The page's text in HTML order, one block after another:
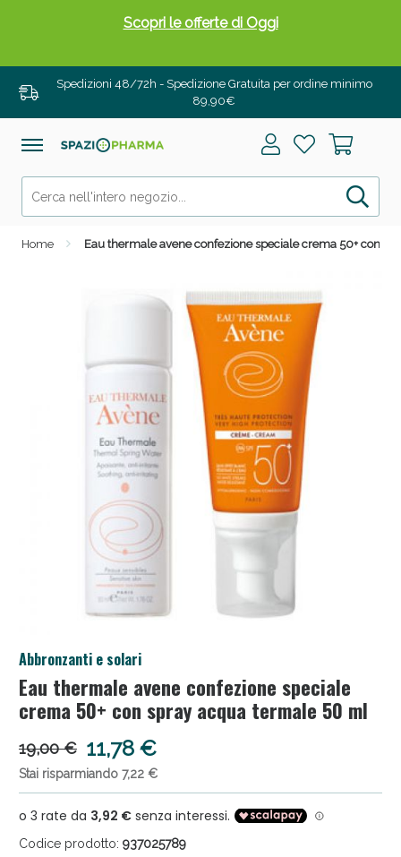
Spedizioni 48/72h - Spedizione Gratuita per ordine minimo
89,90€
Home Eau thermale avene confezione speciale crema 50+ con
Abbronzanti e solari
Eau thermale avene confezione speciale
crema 50+ con spray acqua termale 50 ml
19,00 € 11,78 €
Stai risparmiando 7,22 €
Codice prodotto: 937025789
Scopri le offerte di Oggi
Drenanti e Pancia Piatta: Sconti fino al 55% validi
solo per OGGI!
Salini e Multivitaminici: oggi Sconto extra fino al